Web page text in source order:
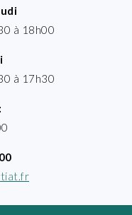
à 18h00
à 17h30